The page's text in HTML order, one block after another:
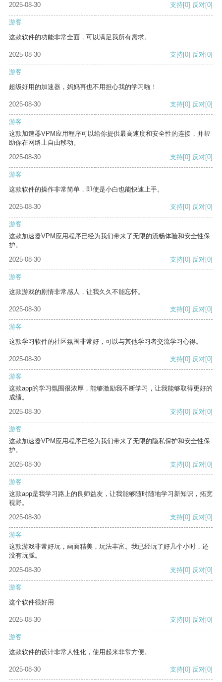
2025-08-30
支持[0] 反对[0]
游客
这款软件的功能非常全面，可以满足我所有需求。
2025-08-30 支持[0] 反对[0]
游客
超级好用的加速器，妈妈再也不用担心我的学习啦！
2025-08-30 支持[0] 反对[0]
游客
这款加速器VPM应用程序可以给你提供最高速度和安全性的连接，并帮
助你在网络上自由移动。
2025-08-30
支持[0] 反对[0]
游客
这款软件的操作非常简单，即使是小白也能快速上手。
2025-08-30 支持[0] 反对[0]
游客
这款加速器VPM应用程序已经为我们带来了无限的流畅体验和安全性保
护。
2025-08-30
支持[0] 反对[0]
游客
这款游戏的剧情非常感人，让我久久不能忘怀。
2025-08-30 支持[0] 反对[0]
游客
这款学习软件的社区氛围非常好，可以与其他学习者交流学习心得。
2025-08-30 支持[0] 反对[0]
游客
这款app的学习氛围很浓厚，能够激励我不断学习，让我能够取得更好的
成绩。
2025-08-30
支持[0] 反对[0]
游客
这款加速器VPM应用程序已经为我们带来了无限的隐私保护和安全性保
护。
2025-08-30
支持[0] 反对[0]
游客
这款app是我学习路上的良师益友，让我能够随时随地学习新知识，拓宽
视野。
2025-08-30
支持[0] 反对[0]
游客
这款游戏非常好玩，画面精美，玩法丰富。我已经玩了好几个小时，还
没有玩腻。
2025-08-30
支持[0] 反对[0]
游客
这个软件很好用
2025-08-30 支持[0] 反对[0]
游客
这款软件的设计非常人性化，使用起来非常方便。
2025-08-30 支持[0] 反对[0]